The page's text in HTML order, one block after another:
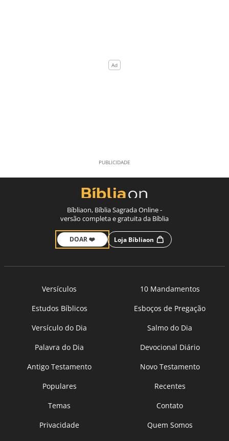
Bíbliaon, Bíblia Sagrada Online -
versão completa e gratuita da Bíblia
DOAR ❤️ Loja Bíbliaon
Versículos
10 Mandamentos
Estudos Bíblicos
Esboços de Pregação
Versículo do Dia
Salmo do Dia
Palavra do Dia
Devocional Diário
Antigo Testamento
Novo Testamento
Populares
Recentes
Temas
Contato
Privacidade
Quem Somos